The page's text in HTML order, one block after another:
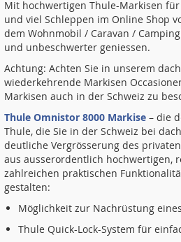
Mit hochwertigen Thule-Markisen
und viel Schleppen im Online Shop
dem Wohnmobil / Caravan /
und unbeschwerter geniessen.
Achtung: Achten Sie in unserem
wiederkehrende Markisen
Markisen auch in der Schweiz zu
Thule Omnistor 8000 Markise – die
Thule, die Sie in der Schweiz bei
deutliche Vergrösserung des
aus ausserordentlich hochwertigen,
zahlreichen praktischen
gestalten:
Möglichkeit zur Nachrüstung
Thule Quick-Lock-System für